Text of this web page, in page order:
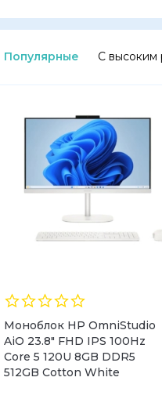
Популярные С высоким
Моноблок HP OmniStudio
AiO 23.8″ FHD IPS 100Hz
Core 5 120U 8GB DDR5
512GB Cotton White